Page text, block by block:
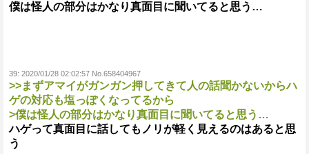
僕は怪人の部分はかなり真面目に聞いてると思う…
39: 2020/01/28 02:02:57 No.658404967
>>まずアマイがガンガン押してきて人の話聞かないからハ
ゲの対応も塩っぽくなってるから
>僕は怪人の部分はかなり真面目に聞いてると思う…
ハゲって真面目に話してもノリが軽く見えるのはあると思
う